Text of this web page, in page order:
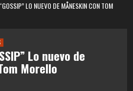
LO NUEVO DE MÅNESKIN CON TOM
Lo nuevo de
Morello